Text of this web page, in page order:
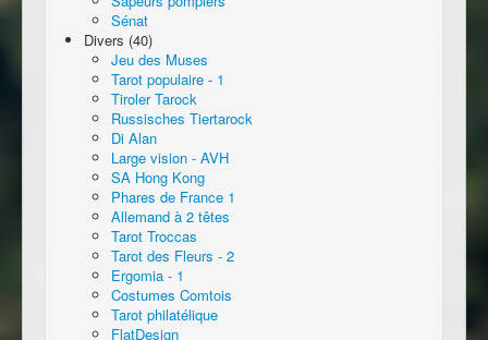
Sénat
Divers (40)
Jeu des Muses
Tarot populaire - 1
Tiroler Tarock
Russisches Tiertarock
Di Alan
Large vision - AVH
SA Hong Kong
Phares de France 1
Allemand à 2 têtes
Tarot Troccas
Tarot des Fleurs - 2
Ergomia - 1
Costumes Comtois
Tarot philatélique
FlatDesign